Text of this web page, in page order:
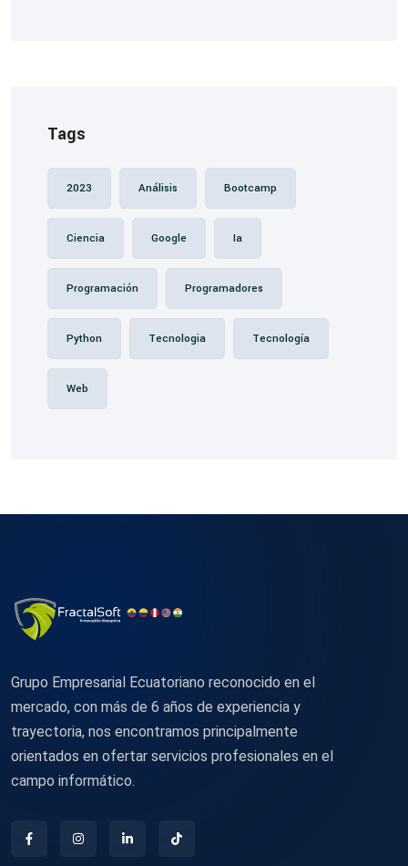
Tags
2023 Análisis Bootcamp
Ciencia Google Ia
Programación Programadores
Python Tecnologia Tecnología
Web
Grupo Empresarial Ecuatoriano reconocido en el
mercado, con más de 6 años de experiencia y
trayectoria, nos encontramos principalmente
orientados en ofertar servicios profesionales en el
campo informático.